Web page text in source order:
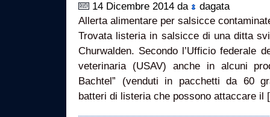
14 Dicembre 2014 da
dagata
Allerta alimentare per salsicce
Trovata listeria in salsicce di una ditta
Churwalden. Secondo l’Ufficio federale
veterinaria (USAV) anche in alcuni
Bachtel” (venduti in pacchetti da 60
batteri di listeria che possono attaccare